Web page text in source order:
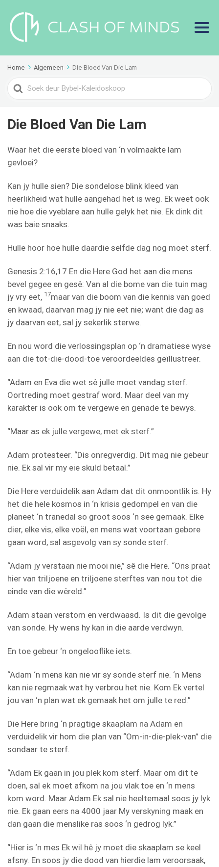
Home Algemeen Die Bloed Van Die Lam
Search
For
Die Bloed Van Die Lam
Waar het die eerste bloed van ‘n volmaakte lam
gevloei?
Kan jy hulle sien? Die sondelose blink kleed van
heerlikheid wat hulle aangehad het is weg. Ek weet ook
nie hoe die vyeblare aan hulle gelyk het nie. Ek dink dit
was baie snaaks.
Hulle hoor hoe hulle daardie selfde dag nog moet sterf.
Genesis 2:16,17 En die Here God het aan die mens
bevel gegee en gesê: Van al die bome van die tuin mag
jy vry eet, 17maar van die boom van die kennis van goed
en kwaad, daarvan mag jy nie eet nie; want die dag as
jy daarvan eet, sal jy sekerlik sterwe.
En nou word die verlossingsplan op ‘n dramatiese wyse
aan die tot-die-dood-toe veroordeeldes geïllustreer.
“Adam en Eva die wet sê julle moet vandag sterf.
Oortreding moet gestraf word. Maar deel van my
karakter is ook om te vergewe en genade te bewys.
“Maar as ek julle vergewe, met ek sterf.”
Adam protesteer. “Dis onregverdig. Dit mag nie gebeur
nie. Ek sal vir my eie skuld betaal.”
Die Here verduidelik aan Adam dat dit onmoontlik is. Hy
het die hele kosmos in ‘n krisis gedompel en van die
planeet ‘n tranedal so groot soos ‘n see gemaak. Elke
dier, elke vis, elke voël, en mens wat voortaan gebore
gaan word, sal asgevolg van sy sonde sterf.
“Adam jy verstaan nie mooi nie,” sê die Here. “Ons praat
hier van triljoene en triljoene sterftes van nou tot die
einde van die wêreld.”
Adam staan verstom en verdwaasd. Is dit die gevolge
van sonde. Hy wens hy kan in die aarde verdwyn.
En toe gebeur ‘n ongelooflike iets.
“Adam ‘n mens kan nie vir sy sonde sterf nie. ‘n Mens
kan nie regmaak wat hy verbrou het nie. Kom Ek vertel
jou van ‘n plan wat ek gemaak het om julle te red.”
Die Here bring ‘n pragtige skaaplam na Adam en
verduidelik vir hom die plan van “Om-in-die-plek-van” die
sondaar te sterf.
“Adam Ek gaan in jou plek kom sterf. Maar om dit te
doen, sal ek moet afkom na jou vlak toe en ‘n mens
kom word. Maar Adam Ek sal nie heeltemaal soos jy lyk
nie. Ek gaan eers na 4000 jaar My verskyning maak en
dan gaan die menslike ras soos ‘n gedrog lyk.”
“Hier is ‘n mes Ek wil hê jy moet die skaaplam se keel
afsny. En soos jy die dood van hierdie lam veroorsaak,